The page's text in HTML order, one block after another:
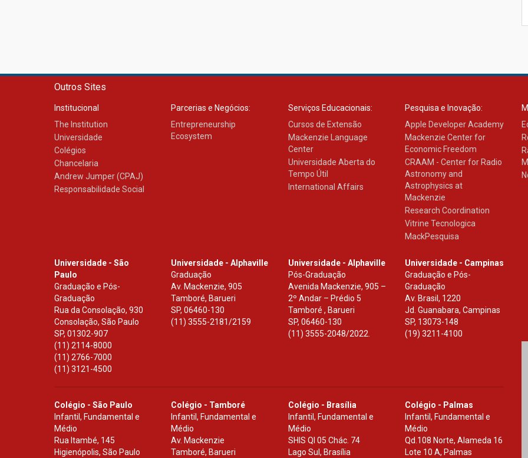
Outros Sites
Institucional
The Institution
Universidade
Colégios
Chancelaria
Andrew Jumper (CPAJ)
Responsabilidade Social
Parcerias e Negócios:
Entrepreneurship
Ecosystem
Serviços Educacionais:
Cursos de Extensão
Mackenzie Language
Center
Universidade Aberta do
Tempo Útil
International Affairs
Pesquisa e Inovação:
Apple Developer Academy
Mackenzie Center for
Economic Freedom
CRAAM - Center for Radio
Astronomy and
Astrophysics at
Mackenzie
Research Coordination
Vitrine Tecnologica
MackPesquisa
Universidade - São
Paulo
Graduação e Pós-
Graduação
Rua da Consolação, 930
Consolação, São Paulo
SP, 01302-907
(11) 2114-8000
(11) 2766-7000
(11) 3121-4500
Universidade - Alphaville
Graduação
Av. Mackenzie, 905
Tamboré, Barueri
SP,06460-130
(11) 3555-2181/2159
Universidade - Alphaville
Pós-Graduação
Avenida Mackenzie, 905 –
2º Andar – Prédio 5
Tamboré , Barueri
SP, 06460-130
(11) 3555-2048/2022.
Universidade - Campinas
Graduação e Pós-
Graduação
Av. Brasil, 1220
Jd. Guanabara, Campinas
SP, 13073-148
(19) 3211-4100
Colégio - São Paulo
Infantil, Fundamental e
Médio
Rua Itambé, 145
Higienópolis, São Paulo
Colégio - Tamboré
Infantil, Fundamental e
Médio
Av. Mackenzie
Tamboré, Barueri
Colégio - Brasília
Infantil, Fundamental e
Médio
SHIS Ql 05 Chác. 74
Lago Sul, Brasília
Colégio - Palmas
Infantil, Fundamental e
Médio
Qd.108 Norte, Alameda 16
Lote 10 A, Palmas